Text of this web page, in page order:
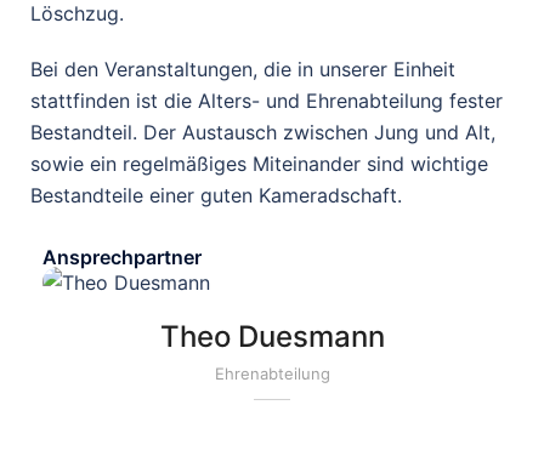
Löschzug.
Bei den Veranstaltungen, die in unserer Einheit
stattfinden ist die Alters- und Ehrenabteilung fester
Bestandteil. Der Austausch zwischen Jung und Alt,
sowie ein regelmäßiges Miteinander sind wichtige
Bestandteile einer guten Kameradschaft.
Ansprechpartner
Theo Duesmann
Ehrenabteilung